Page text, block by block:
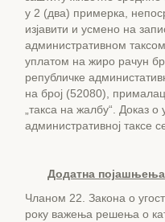
у 2 (два) примерка,
изјавити и усмено на
административном
уплатом на жиро рачун
републичке
на број (52080),
„такса на жалбу“. Доказ о
административној таксе
Додатна појашњења
Чланом 22. Закона о
року важења решења о